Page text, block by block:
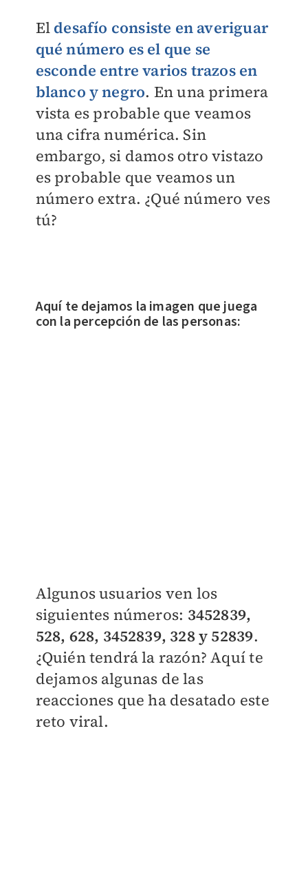
El desafío consiste en averiguar
qué número es el que se
esconde entre varios trazos en
blanco y negro. En una primera
vista es probable que veamos
una cifra numérica. Sin
embargo, si damos otro vistazo
es probable que veamos un
número extra. ¿Qué número ves
tú?
Aquí te dejamos la imagen que juega
con la percepción de las personas:
Algunos usuarios ven los
siguientes números: 3452839,
528, 628, 3452839, 328 y 52839.
¿Quién tendrá la razón? Aquí te
dejamos algunas de las
reacciones que ha desatado este
reto viral.